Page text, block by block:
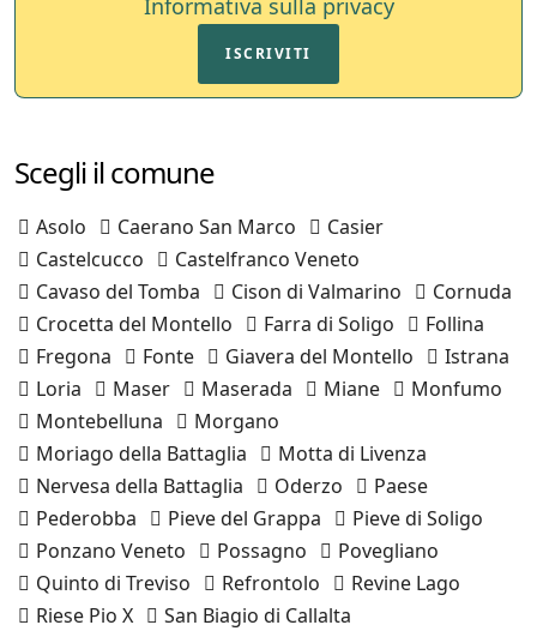
Informativa sulla privacy
ISCRIVITI
Scegli il comune
Asolo Caerano San Marco
Casier
Castelcucco
Castelfranco Veneto
Cavaso del Tomba
Cison di Valmarino
Cornuda
Crocetta del Montello
Farra di Soligo
Follina
Fregona
Fonte Giavera del Montello
Istrana
Loria
Maser Maserada Miane
Monfumo
Montebelluna
Morgano
Moriago della Battaglia
Motta di Livenza
Nervesa della Battaglia
Oderzo
Paese
Pederobba
Pieve del Grappa
Pieve di Soligo
Ponzano Veneto
Possagno
Povegliano
Quinto di Treviso
Refrontolo
Revine Lago
Riese Pio X
San Biagio di Callalta